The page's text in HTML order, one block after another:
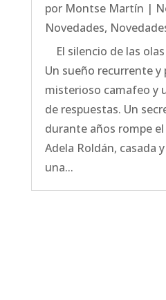
por Montse Martín |
Novedades,
El silencio de las
Un sueño recurrente y
misterioso camafeo y
de respuestas. Un
durante años rompe
Adela Roldán, casada
una...